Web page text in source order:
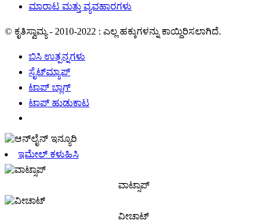
ಮಾರಾಟ ಮತ್ತು ವ್ಯವಹಾರಗಳು
© ಕೃತಿಸ್ವಾಮ್ಯ - 2010-2022 : ಎಲ್ಲ ಹಕ್ಕುಗಳನ್ನು ಕಾಯ್ದಿರಿಸಲಾಗಿದೆ.
ಬಿಸಿ ಉತ್ಪನ್ನಗಳು
ಸೈಟ್‌ಮ್ಯಾಪ್
ಟಾಪ್ ಬ್ಲಾಗ್
ಟಾಪ್ ಹುಡುಕಾಟ
ಇಮೇಲ್ ಕಳುಹಿಸಿ
ವಾಟ್ಸಾಪ್
ವೀಚಾಟ್